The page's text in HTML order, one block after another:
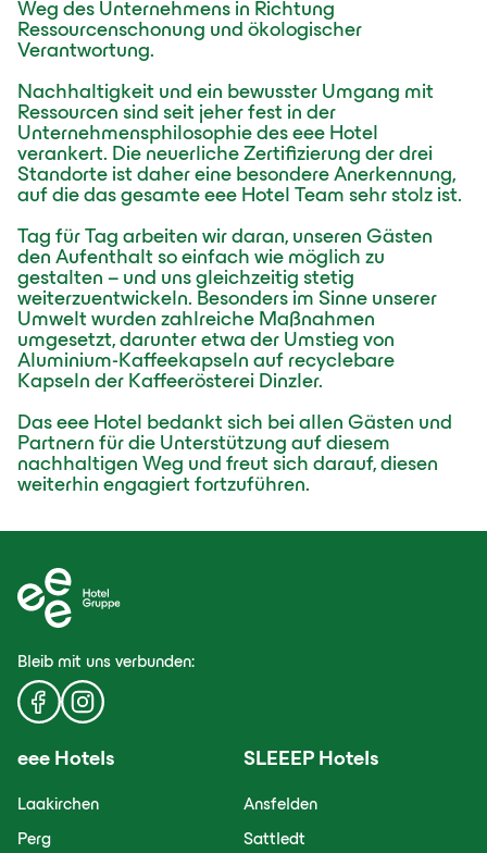
Weg des Unternehmens in Richtung
Ressourcenschonung und ökologischer
Verantwortung.
Nachhaltigkeit und ein bewusster Umgang mit
Ressourcen sind seit jeher fest in der
Unternehmensphilosophie des eee Hotel
verankert. Die neuerliche Zertifizierung der drei
Standorte ist daher eine besondere Anerkennung,
auf die das gesamte eee Hotel Team sehr stolz ist.
Tag für Tag arbeiten wir daran, unseren Gästen
den Aufenthalt so einfach wie möglich zu
gestalten – und uns gleichzeitig stetig
weiterzuentwickeln. Besonders im Sinne unserer
Umwelt wurden zahlreiche Maßnahmen
umgesetzt, darunter etwa der Umstieg von
Aluminium-Kaffeekapseln auf recyclebare
Kapseln der Kaffeerösterei Dinzler.
Das eee Hotel bedankt sich bei allen Gästen und
Partnern für die Unterstützung auf diesem
nachhaltigen Weg und freut sich darauf, diesen
weiterhin engagiert fortzuführen.
Bleib mit uns verbunden:
eee Hotels
Laakirchen
Perg
SLEEEP Hotels
Ansfelden
Sattledt